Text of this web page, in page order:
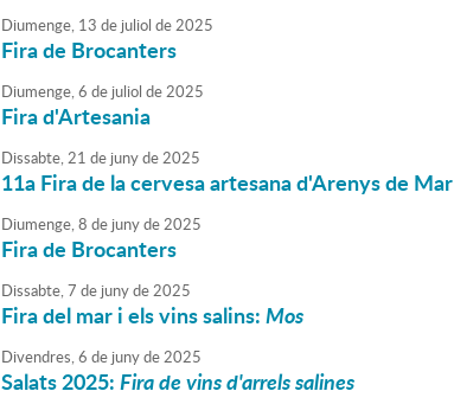
Diumenge, 13 de juliol de2025
Fira de Brocanters
Diumenge,6 de juliol de2025
Fira d'Artesania
Dissabte,21 de junyde2025
11a Fira de la cervesa artesana d'Arenys de Mar
Diumenge,8 de junyde2025
Fira de Brocanters
Dissabte,7 de junyde2025
Fira del mar i els vins salins:Mos
Divendres,6 de junyde2025
Salats 2025:Fira de vins d'arrels salines